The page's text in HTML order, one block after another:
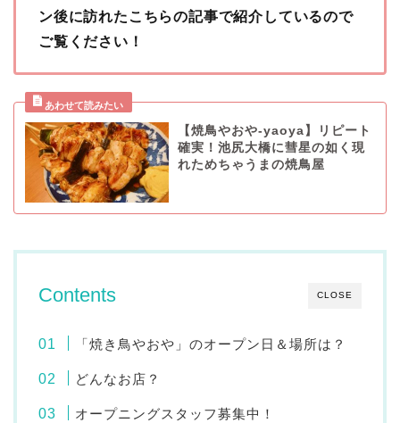
ン後に訪れたこちらの記事で紹介しているので
ご覧ください！
【焼鳥やおや-yaoya】リピート
確実！池尻大橋に彗星の如く現
れためちゃうまの焼鳥屋
CLOSE
Contents
「焼き鳥やおや」のオープン日＆場所は？
どんなお店？
オープニングスタッフ募集中！